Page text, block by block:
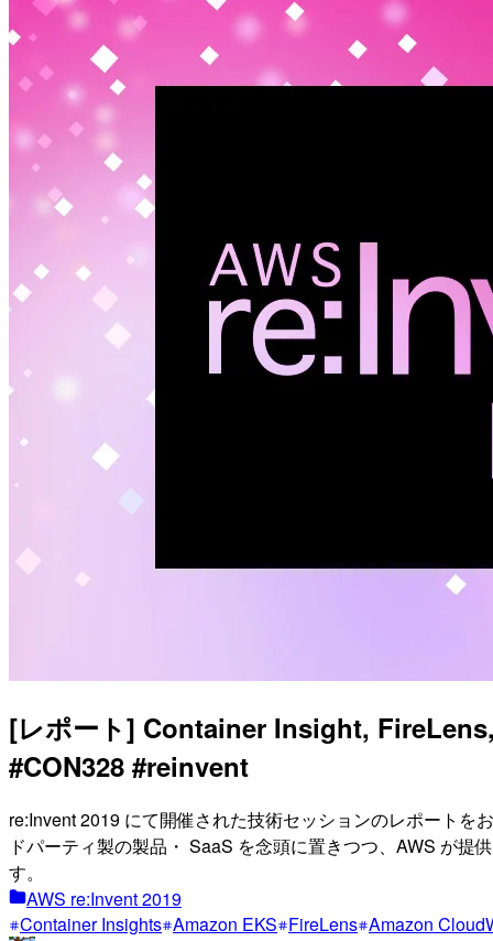
[レポート] Container Insight,
#CON328 #reinvent
re:Invent 2019 にて開催された技術セッションのレポート
ドパーティ製の製品・ SaaS を念頭に置きつつ、AWS が
す。
AWS re:Invent 2019
Container Insights Amazon EKS FireLens Amazon